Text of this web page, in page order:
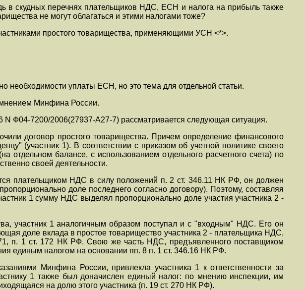
в скудных перечнях плательщиков НДС, ЕСН и налога на прибыль также
не могут облагаться и этими налогами тоже?
простого товарищества, применяющими УСН <*>.
необходимости уплаты ЕСН, но это тема для отдельной статьи.
Минфина России.
Ф04-7200/2006(27937-А27-7) рассматривается следующая ситуация.
договор простого товарищества. Причем определение финансового
(участник 1). В соответствии с приказом об учетной политике своего
балансе, с использованием отдельного расчетного счета) по
своей деятельности.
плательщиком НДС в силу положений п. 2 ст. 346.11 НК РФ, он должен
доле последнего согласно договору). Поэтому, составляя
1 сумму НДС выделял пропорционально доле участия участника 2 -
участник 1 аналогичным образом поступал и с "входным" НДС. Его он
доле вклада в простое товарищество участника 2 - плательщика НДС,
п. 1 ст. 172 НК РФ. Свою же часть НДС, предъявленного поставщиком
единым налогом на основании пп. 8 п. 1 ст. 346.16 НК РФ.
Минфина России, привлекла участника 1 к ответственности за
1 также был доначислен единый налог: по мнению инспекции, им
на долю этого участника (п. 19 ст. 270 НК РФ).